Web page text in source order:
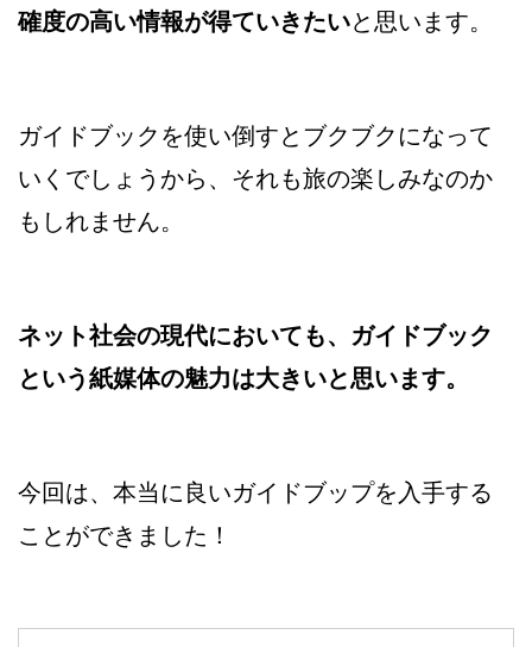
確度の高い情報が得ていきたいと思います。
ガイドブックを使い倒すとブクブクになって
いくでしょうから、それも旅の楽しみなのか
もしれません。
ネット社会の現代においても、ガイドブック
という紙媒体の魅力は大きいと思います。
今回は、本当に良いガイドブップを入手する
ことができました！